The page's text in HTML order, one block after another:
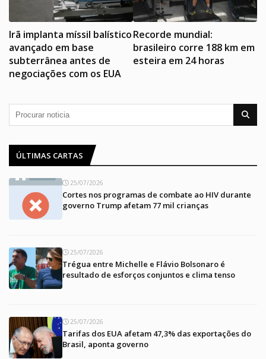
Irã implanta míssil balístico
avançado em base
subterrânea antes de
negociações com os EUA
Recorde mundial:
brasileiro corre 188 km em
esteira em 24 horas
ÚLTIMAS CARTAS
25/07/2026
Cortes nos programas de combate ao HIV durante
governo Trump afetam 77 mil crianças
25/07/2026
Trégua entre Michelle e Flávio Bolsonaro é
resultado de esforços conjuntos e clima tenso
25/07/2026
Tarifas dos EUA afetam 47,3% das exportações do
Brasil, aponta governo